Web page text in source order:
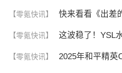
【零氪快讯】
【零氪快讯】
【零氪快讯】